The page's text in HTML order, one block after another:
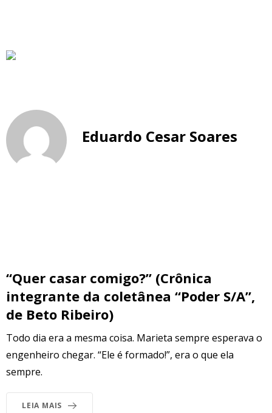
Eduardo Cesar Soares
“Quer casar comigo?” (Crônica
integrante da coletânea “Poder S/A”,
de Beto Ribeiro)
Todo dia era a mesma coisa. Marieta sempre esperava o
engenheiro chegar. “Ele é formado!”, era o que ela
sempre.
LEIA MAIS